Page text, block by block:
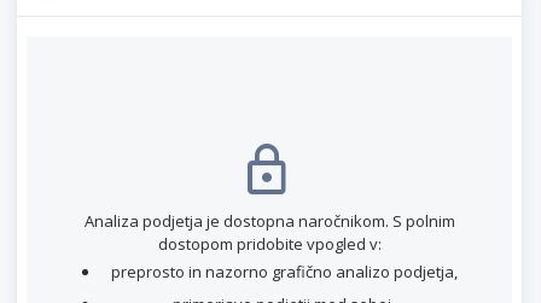
Analiza podjetja je dostopna naročnikom. S polnim
dostopom pridobite vpogled v:
preprosto in nazorno grafično analizo podjetja,